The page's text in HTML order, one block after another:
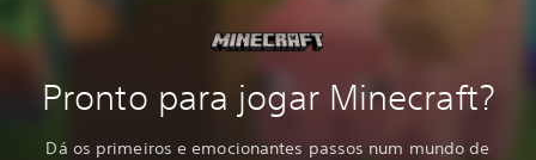
Pronto para jogar Minecraft?
Dá os primeiros e emocionantes passos num mundo de